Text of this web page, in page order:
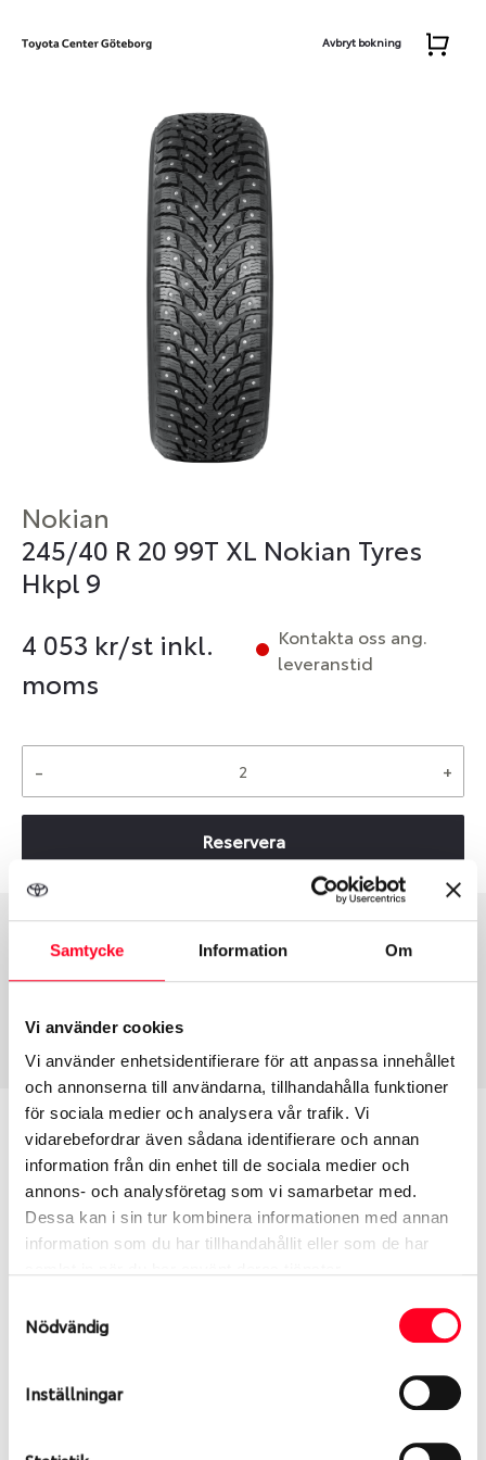
Samtycke Information Om
Vi använder cookies
Vi använder enhetsidentifierare för att anpassa innehållet
och annonserna till användarna, tillhandahålla funktioner
för sociala medier och analysera vår trafik. Vi
vidarebefordrar även sådana identifierare och annan
information från din enhet till de sociala medier och
annons- och analysföretag som vi samarbetar med.
Dessa kan i sin tur kombinera informationen med annan
information som du har tillhandahållit eller som de har
Nödvändig
Inställningar
Avbryt bokning
Nokian
245/40 R 20 99T XL Nokian Tyres
Hkpl 9
4 053 kr/st inkl.
moms
Kontakta oss ang.
leveranstid
- +
Reservera
Däcktyp
Vinter
Däckstorlek
245/40 R 20 99T
120252
Passar detta däck min bil?
Ange registreringsnummer för att se om det däck
du valt passar din bilmodell. Om du köper däck som
skall sättas på dina befintliga fälgar, se till att kolla
årens lopp och inte vara samma dimension som
bilen hade ut från fabrik.